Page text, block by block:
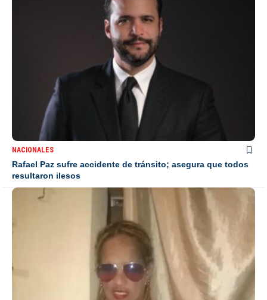
NACIONALES
Rafael Paz sufre accidente de tránsito; asegura que todos
resultaron ilesos